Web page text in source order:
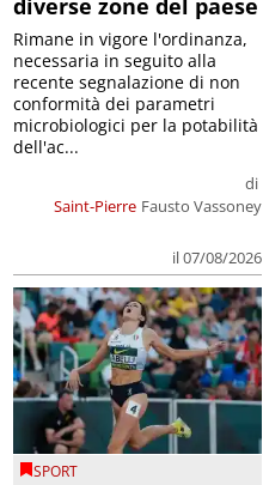
diverse zone del paese
Saint-Pierre
di
Fausto Vassoney
il 07/08/2026
Rimane in vigore l'ordinanza,
necessaria in seguito alla
recente segnalazione di non
conformità dei parametri
microbiologici per la potabilità
dell'ac...
SPORT